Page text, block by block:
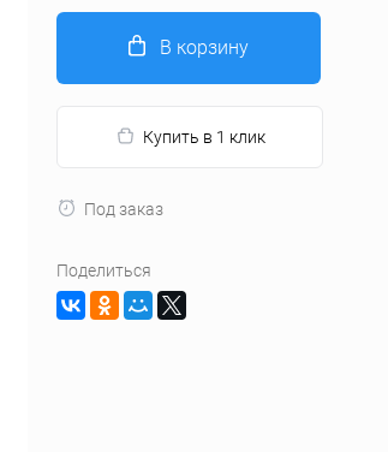
В корзину
Купить в 1 клик
Под заказ
Поделиться